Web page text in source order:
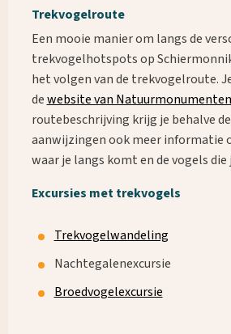
Waar ben je naar op zoek?
Trekvogelroute
Een mooie manier om langs de
trekvogelhotspots op
het volgen van de trekvogelroute.
dewebsite van Natuurmonumenten
routebeschrijving krijg je behalve
aanwijzingen ook meer informatie
waar je langs komt en de vogels die
Excursies met trekvogels
Trekvogelwandeling
Nachtegalenexcursie
Broedvogelexcursie